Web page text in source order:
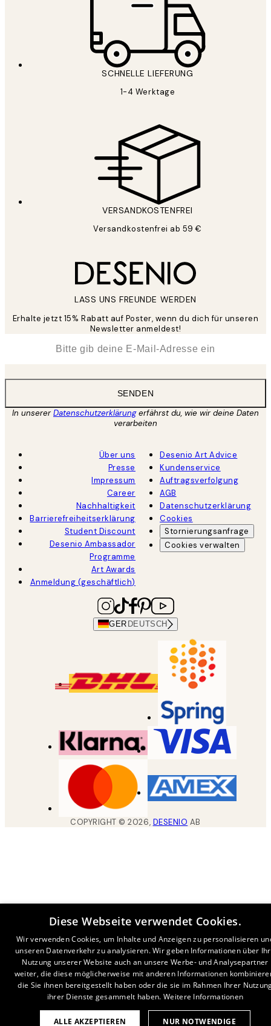
SCHNELLE LIEFERUNG
1-4 Werktage
VERSANDKOSTENFREI
Versandkostenfrei ab 59 €
LASS UNS FREUNDE WERDEN
Erhalte jetzt 15% Rabatt auf Poster, wenn du dich für unseren
Newsletter anmeldest!
SENDEN
In unsererDatenschutzerklärungerfährst du, wie wir deine Daten
verarbeiten
Über uns
Presse
Impressum
Career
Nachhaltigkeit
Barrierefreiheitserklärung
Student Discount
Desenio Ambassador
Programme
Art Awards
Anmeldung (geschäftlich)
Desenio Art Advice
Kundenservice
Auftragsverfolgung
AGB
Datenschutzerklärung
Cookies
Stornierungsanfrage
Cookies verwalten
GER DEUTSCH
COPYRIGHT ©2026, DESENIO AB
Diese Webseite verwendet Cookies.
Wir verwenden Cookies, um Inhalte und Anzeigen zu personalisieren
unseren Datenverkehr zu analysieren. Wir geben Informationen über
Nutzung unserer Website auch an unsere Werbe- und Analysepartner
weiter, die diese möglicherweise mit anderen Informationen
die Sie ihnen bereitgestellt haben oder die sie im Rahmen Ihrer
ihrer Dienste gesammelt haben. Weitere Informationen
ALLE AKZEPTIEREN NUR NOTWENDIGE